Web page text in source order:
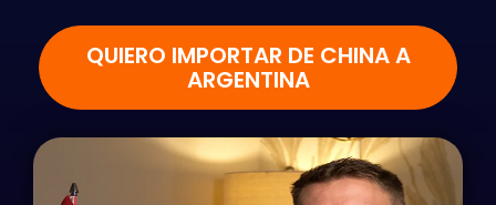
QUIERO IMPORTAR DE CHINA A
ARGENTINA